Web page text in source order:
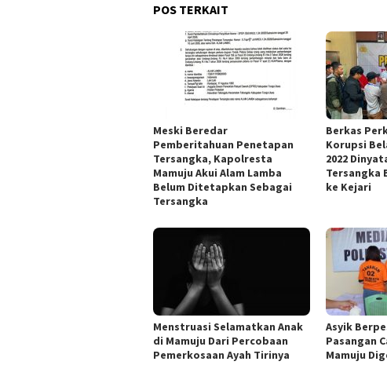
POS TERKAIT
Meski Beredar
Pemberitahuan Penetapan
Tersangka, Kapolresta
Mamuju Akui Alam Lamba
Belum Ditetapkan Sebagai
Tersangka
Berkas
Korupsi
2022
Tersangka
ke Kejari
Menstruasi Selamatkan Anak
di Mamuju Dari Percobaan
Pemerkosaan Ayah Tirinya
Asyik
Pasangan
Mamuju